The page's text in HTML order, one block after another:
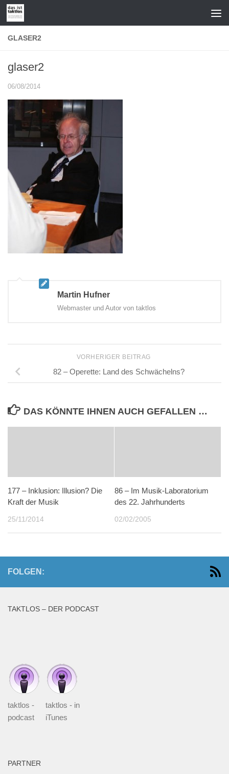
Zum Inhalt springen
GLASER2
glaser2
06/08/2014
Martin Hufner
Webmaster und Autor von taktlos
VORHERIGER BEITRAG
82 – Operette: Land des Schwächelns?
DAS KÖNNTE IHNEN AUCH GEFALLEN …
177 – Inklusion: Illusion? Die
Kraft der Musik
25/11/2014
86 – Im Musik-Laboratorium
des 22. Jahrhunderts
02/02/2005
FOLGEN:
TAKTLOS – DER PODCAST
taktlos -
podcast
taktlos - in
iTunes
PARTNER